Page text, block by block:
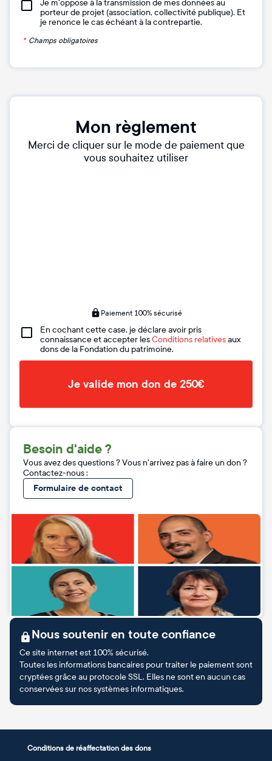
Je m'oppose à la transmission de mes données au
porteur de projet (association, collectivité publique). Et
je renonce le cas échéant à la contrepartie.
* Champs obligatoires
Mon règlement
Merci de cliquer sur le mode de paiement que
vous souhaitez utiliser
Paiement 100% sécurisé
En cochant cette case, je déclare avoir pris
connaissance et accepter lesConditions relativesaux
dons de la Fondation du patrimoine.
Je valide mon don de 250€
Besoin d'aide ?
Vous avez des questions ? Vous n'arrivez pas à faire un don ?
Contactez-nous :
Formulaire de contact
Nous soutenir en toute confiance
Ce site internet est 100% sécurisé.
Toutes les informations bancaires pour traiter le paiement sont
cryptées grâce au protocole SSL. Elles ne sont en aucun cas
conservées sur nos systèmes informatiques.
Conditions de réaffectation des dons